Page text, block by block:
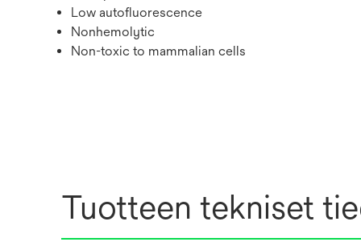
Low autofluorescence
Nonhemolytic
Non-toxic to mammalian cells
Tuotteen tekniset